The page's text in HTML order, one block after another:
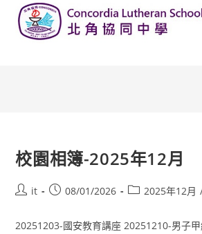
校園相簿-2025年12月
it 08/01/2026 2025年12月
20251203-國安教育講座 20251210-男子